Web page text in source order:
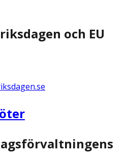
och EU